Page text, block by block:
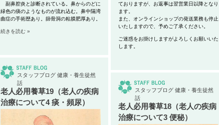
ておりますが、お返事は翌営業日以降となり
ます。
また、オンラインショップの発送業務も停止
いたしますので、予めご了承ください。
ご迷惑をお掛けしますがよろしくお願いいた
します。
副鼻腔炎と診断されている。鼻からのどに
緑色の痰のようなものが流れ込む。鼻中隔湾
曲症の手術歴あり。篩骨洞の粘膜肥厚あり。
続きを読む »
スタッフブログ 健康・養生徒然
話
老人必用養草19（老人の疾病
治療について4 痰・頻尿）
スタッフブログ 健康・養生徒然
話
老人必用養草18（老人の疾病
治療について3 便秘）